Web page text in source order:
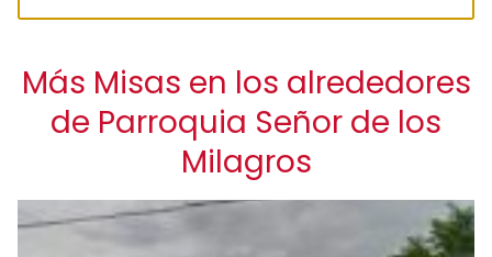
Más Misas en los alrededores
de Parroquia Señor de los
Milagros